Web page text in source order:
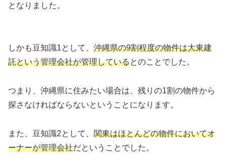
となりました。
しかも豆知識1として、 沖縄県の9割程度の物件は大東建
託という管理会社が管理しているとのことでした。
つまり、沖縄県に住みたい場合は、残りの1割の物件から
探さなければならないということになります。
また、豆知識2として、 関東はほとんどの物件においてオ
ーナーが管理会社だということでした。